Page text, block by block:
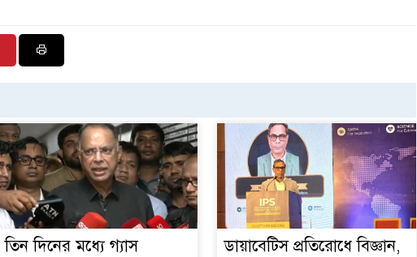
তিন দিনের মধ্যে গ্যাস
ডায়াবেটিস প্রতিরোধে বিজ্ঞান,